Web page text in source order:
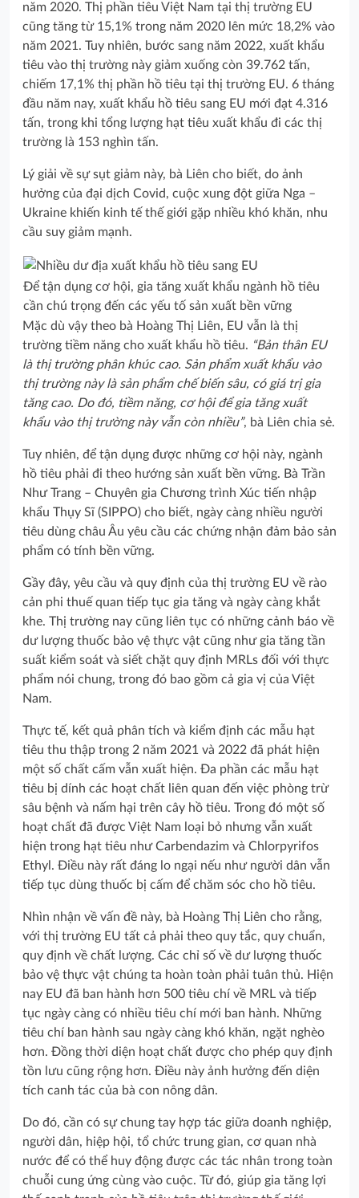
năm 2020. Thị phần tiêu Việt Nam tại thị trường EU
cũng tăng từ 15,1% trong năm 2020 lên mức 18,2% vào
năm 2021. Tuy nhiên, bước sang năm 2022, xuất khẩu
tiêu vào thị trường này giảm xuống còn 39.762 tấn,
chiếm 17,1% thị phần hồ tiêu tại thị trường EU. 6 tháng
đầu năm nay, xuất khẩu hồ tiêu sang EU mới đạt 4.316
tấn, trong khi tổng lượng hạt tiêu xuất khẩu đi các thị
trường là 153 nghìn tấn.
Lý giải về sự sụt giảm này, bà Liên cho biết, do ảnh
hưởng của đại dịch Covid, cuộc xung đột giữa Nga –
Ukraine khiến kinh tế thế giới gặp nhiều khó khăn, nhu
cầu suy giảm mạnh.
Để tận dụng cơ hội, gia tăng xuất khẩu ngành hồ tiêu
cần chú trọng đến các yếu tố sản xuất bền vững
Mặc dù vậy theo bà Hoàng Thị Liên, EU vẫn là thị
trường tiềm năng cho xuất khẩu hồ tiêu. “Bản thân EU
là thị trường phân khúc cao. Sản phẩm xuất khẩu vào
thị trường này là sản phẩm chế biến sâu, có giá trị gia
tăng cao. Do đó, tiềm năng, cơ hội để gia tăng xuất
khẩu vào thị trường này vẫn còn nhiều”, bà Liên chia sẻ.
Tuy nhiên, để tận dụng được những cơ hội này, ngành
hồ tiêu phải đi theo hướng sản xuất bền vững. Bà Trần
Như Trang – Chuyên gia Chương trình Xúc tiến nhập
khẩu Thụy Sĩ (SIPPO) cho biết, ngày càng nhiều người
tiêu dùng châu Âu yêu cầu các chứng nhận đảm bảo sản
phẩm có tính bền vững.
Gầy đây, yêu cầu và quy định của thị trường EU về rào
cản phi thuế quan tiếp tục gia tăng và ngày càng khắt
khe. Thị trường nay cũng liên tục có những cảnh báo về
dư lượng thuốc bảo vệ thực vật cũng như gia tăng tần
suất kiểm soát và siết chặt quy định MRLs đối với thực
phẩm nói chung, trong đó bao gồm cả gia vị của Việt
Nam.
Thực tế, kết quả phân tích và kiểm định các mẫu hạt
tiêu thu thập trong 2 năm 2021 và 2022 đã phát hiện
một số chất cấm vẫn xuất hiện. Đa phần các mẫu hạt
tiêu bị dính các hoạt chất liên quan đến việc phòng trừ
sâu bệnh và nấm hại trên cây hồ tiêu. Trong đó một số
hoạt chất đã được Việt Nam loại bỏ nhưng vẫn xuất
hiện trong hạt tiêu như Carbendazim và Chlorpyrifos
Ethyl. Điều này rất đáng lo ngại nếu như người dân vẫn
tiếp tục dùng thuốc bị cấm để chăm sóc cho hồ tiêu.
Nhìn nhận về vấn đề này, bà Hoàng Thị Liên cho rằng,
với thị trường EU tất cả phải theo quy tắc, quy chuẩn,
quy định về chất lượng. Các chỉ số về dư lượng thuốc
bảo vệ thực vật chúng ta hoàn toàn phải tuân thủ. Hiện
nay EU đã ban hành hơn 500 tiêu chí về MRL và tiếp
tục ngày càng có nhiều tiêu chí mới ban hành. Những
tiêu chí ban hành sau ngày càng khó khăn, ngặt nghèo
hơn. Đồng thời diện hoạt chất được cho phép quy định
tồn lưu cũng rộng hơn. Điều này ảnh hưởng đến diện
tích canh tác của bà con nông dân.
Do đó, cần có sự chung tay hợp tác giữa doanh nghiệp,
người dân, hiệp hội, tổ chức trung gian, cơ quan nhà
nước để có thể huy động được các tác nhân trong toàn
chuỗi cung ứng cùng vào cuộc. Từ đó, giúp gia tăng lợi